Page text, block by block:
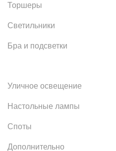
Торшеры
Светильники
Бра и подсветки
Уличное освещение
Настольные лампы
Споты
Дополнительно